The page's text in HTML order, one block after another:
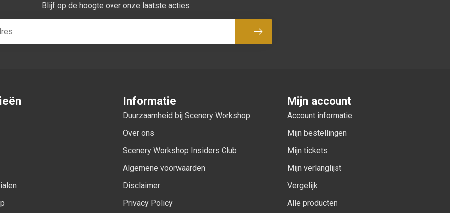
Blijf op de hoogte over onze laatste acties
Abonneer
Informatie
Duurzaamheid bij Scenery Workshop
Over ons
Scenery Workshop Insiders Club
Algemene voorwaarden
Disclaimer
Privacy Policy
Mijn account
Account informatie
Mijn bestellingen
Mijn tickets
Mijn verlanglijst
Vergelijk
Alle producten